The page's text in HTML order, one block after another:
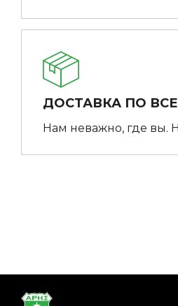
ДОСТАВКА ПО
Нам неважно, где вы.